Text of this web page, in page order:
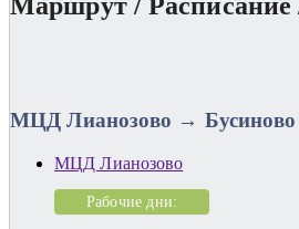
МЦД Лианозово → Бусиново
МЦД Лианозово
Рабочие дни: